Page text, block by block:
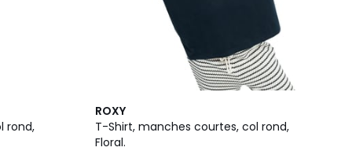
rond,
ROXY
T-Shirt, manches courtes, col rond,
Floral.